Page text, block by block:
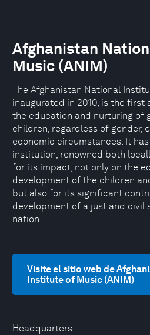
Headquarters
Afghanistan
Music (ANIM)
The Afghanistan National
inaugurated in 2010, is the
the education and nurturing of
children, regardless of gender,
economic circumstances. It
institution, renowned both
for its impact, not only on the
development of the children
but also for its significant
development of a just and civil
nation.
Visite el sitio web de
Institute of Music (ANIM)